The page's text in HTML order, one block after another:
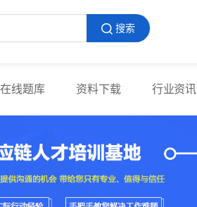
搜索
在线题库 资料下载 行业资讯